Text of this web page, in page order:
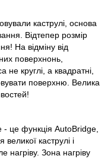
каструлі, основа
Відтепер розмір
На відміну від
поверхнонь,
не круглі, а квадратні,
поверхню. Велика
- це функція AutoBridge,
каструлі і
Зона нагріву